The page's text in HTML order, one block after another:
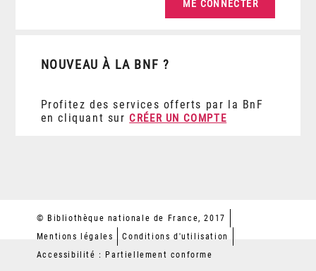
NOUVEAU À LA BNF ?
Profitez des services offerts par la BnF
en cliquant sur CRÉER UN COMPTE
© Bibliothèque nationale de France, 2017
Mentions légales
Conditions d'utilisation
Accessibilité : Partiellement conforme